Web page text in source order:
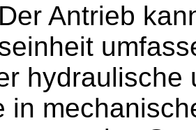
Der Antrieb
hydraulische
in